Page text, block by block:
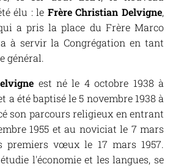
élu : le Frère Christian Delvigne,
a pris la place du Frère Marco
à servir la Congrégation en tant
général.
est né le 4 octobre 1938 à
a été baptisé le 5 novembre 1938 à
son parcours religieux en entrant
1955 et au noviciat le 7 mars
premiers vœux le 17 mars 1957.
l'économie et les langues, se